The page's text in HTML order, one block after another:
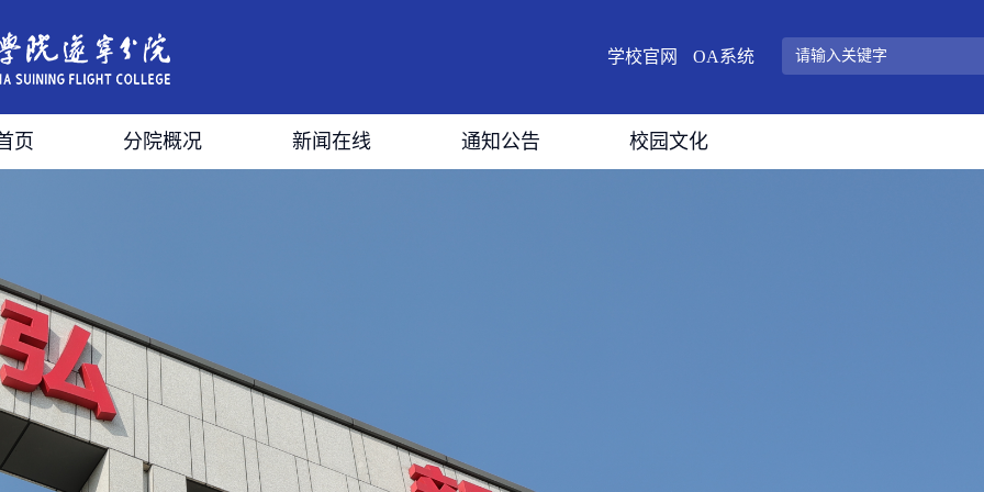
学校官网 OA系统
页 分院概况 新闻在线 通知公告 校园文化